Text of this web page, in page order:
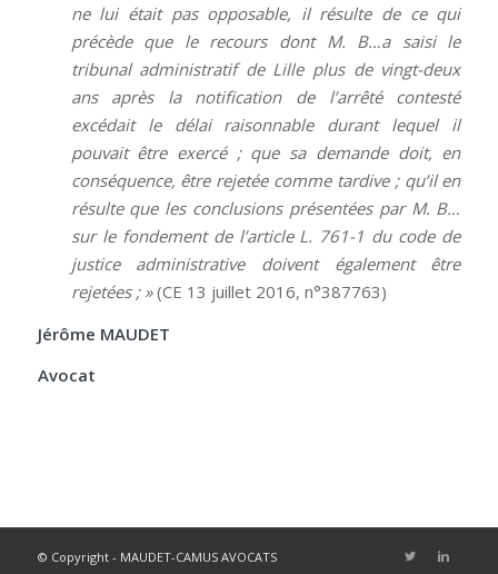
ne lui était pas opposable, il résulte de ce qui
précède que le recours dont M. B…a saisi le
tribunal administratif de Lille plus de vingt-deux
ans après la notification de l’arrêté contesté
excédait le délai raisonnable durant lequel il
pouvait être exercé ; que sa demande doit, en
conséquence, être rejetée comme tardive ; qu’il en
résulte que les conclusions présentées par M. B…
sur le fondement de l’article L. 761-1 du code de
justice administrative doivent également être
rejetées ; »(CE 13 juillet 2016, n°387763)
Jérôme MAUDET
Avocat
© Copyright - MAUDET-CAMUS AVOCATS